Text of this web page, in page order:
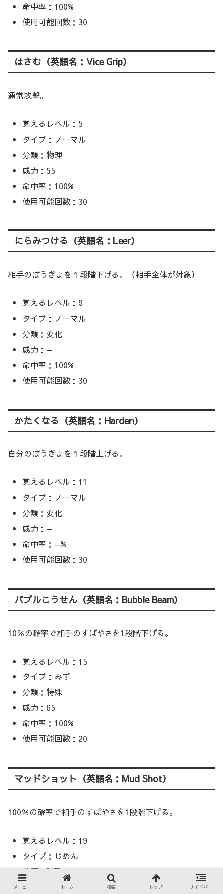
命中率：100%
使用可能回数：30
はさむ（英語名：Vice Grip）
通常攻撃。
覚えるレベル：5
タイプ：ノーマル
分類：物理
威力：55
命中率：100%
使用可能回数：30
にらみつける（英語名：Leer）
相手のぼうぎょを１段階下げる。（相手全体が対象）
覚えるレベル：9
タイプ：ノーマル
分類：変化
威力：—
命中率：100%
使用可能回数：30
かたくなる（英語名：Harden）
自分のぼうぎょを１段階上げる。
覚えるレベル：11
タイプ：ノーマル
分類：変化
威力：—
命中率：—%
使用可能回数：30
バブルこうせん（英語名：Bubble Beam）
10％の確率で相手のすばやさを1段階下げる。
覚えるレベル：15
タイプ：みず
分類：特殊
威力：65
命中率：100%
使用可能回数：20
マッドショット（英語名：Mud Shot）
100％の確率で相手のすばやさを1段階下げる。
覚えるレベル：19
タイプ：じめん
分類：特殊
威力：55
メニュー ホーム 検索 トップ サイドバー